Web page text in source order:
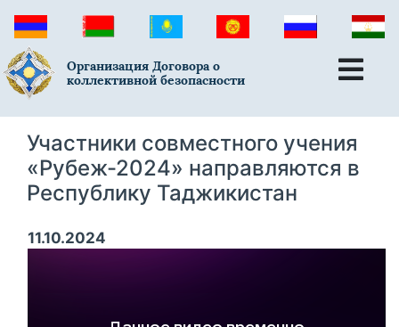
Организация Договора о
коллективной безопасности
Участники совместного учения
«Рубеж-2024» направляются в
Республику Таджикистан
11.10.2024